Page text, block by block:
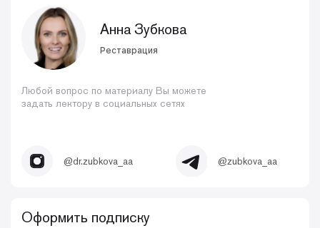
Анна Зубкова
Реставрация
Любой вопрос по материалу Вы можете
задать лектору в социальных сетях
@dr.zubkova_aa @zubkova_aa
Оформить подписку